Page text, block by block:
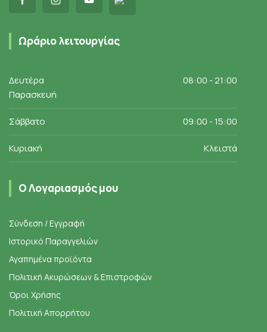
Ωράριο λειτουργίας
Δευτέρα
Παρασκευή
08:00 - 21:00
Σάββατο 09:00 - 15:00
Κυριακή Κλειστά
Ο Λογαριασμός μου
Σύνδεση / Εγγραφή
Ιστορικό Παραγγελιών
Αγαπημένα προϊόντα
Πολιτική Ακυρώσεων & Επιστροφών
Όροι Χρήσης
Πολιτική Απορρήτου